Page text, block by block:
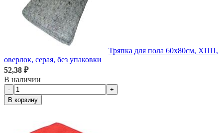
Тряпка для пола 60х80см, ХПП,
оверлок, серая, без упаковки
52,38 ₽
В наличии
-
+
В корзину